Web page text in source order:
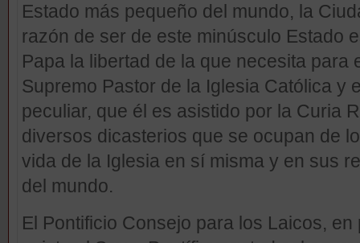
Estado más pequeño del mundo, la
razón de ser de este minúsculo Estado
Papa la libertad de la que necesita para
Supremo Pastor de la Iglesia Católica y
peculiar, que él es asistido por la Curia
diversos dicasterios que se ocupan de
vida de la Iglesia en sí misma y en sus
del mundo.
El Pontificio Consejo para los Laicos,